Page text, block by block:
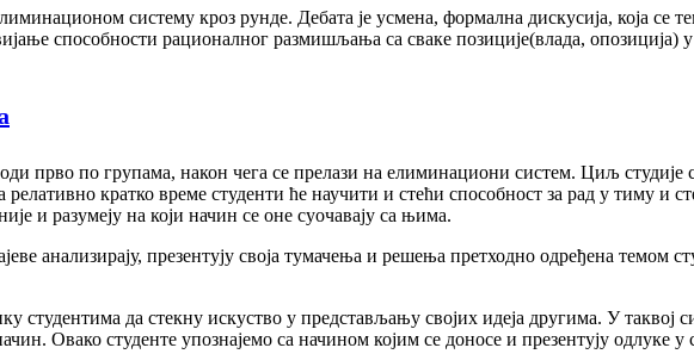
систему кроз рунде. Дебата је усмена, формална дискусија, која се
способности рационалног размишљања са сваке позиције(влада, опозиција)
прво по групама, након чега се прелази на елиминациони систем. Циљ студије
кратко време студенти ће научити и стећи способност за рад у тиму и
и разумеју на који начин се оне суочавају са њима.
анализирају, презентују своја тумачења и решења претходно одређена
студентима да стекну искуство у представљању својих идеја другима. У таквој
Овако студенте упознајемо са начином којим се доносе и презентују одлуке